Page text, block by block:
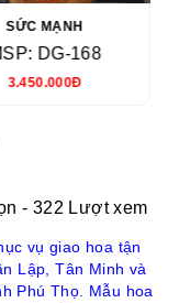
SỨC MẠNH
DG-168
3.450.000Đ
- 322 Lượt xem
vụ giao hoa tận
Lập, Tân Minh và
Phú Thọ. Mẫu hoa